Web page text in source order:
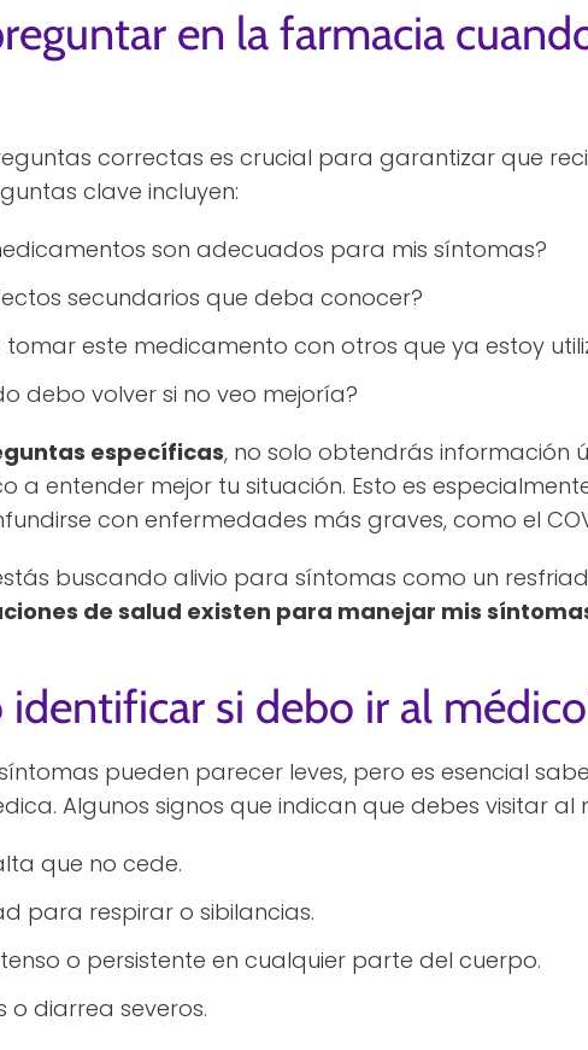
en la farmacia
correctas es crucial para garantizar que
clave incluyen:
son adecuados para mis síntomas?
secundarios que deba conocer?
tomar este medicamento con otros que ya estoy
debo volver si no veo mejoría?
específicas, no solo obtendrás información
a entender mejor tu situación. Esto es
con enfermedades más graves, como el
buscando alivio para síntomas como un
de salud existen para manejar mis
identificar si debo ir al
pueden parecer leves, pero es esencial
Algunos signos que indican que debes visitar al
que no cede.
para respirar o sibilancias.
o persistente en cualquier parte del cuerpo.
o diarrea severos.